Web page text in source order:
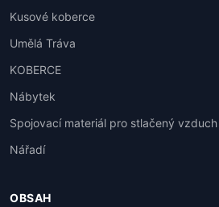
Kusové koberce
Umělá Tráva
KOBERCE
Nábytek
Spojovací materiál pro stlačený vzduch
Nářadí
OBSAH